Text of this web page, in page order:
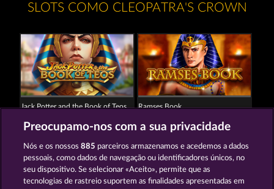
SLOTS COMO CLEOPATRA'S CROWN
Jack Potter and the Book of Teos Ramses Book
Preocupamo-nos com a sua privacidade
Nós e os nossos885 parceiros armazenamos e acedemos a dados
pessoais, como dados de navegação ou identificadores únicos, no
seu dispositivo. Se selecionar «Aceito», permite que as
tecnologias de rastreio suportem as finalidades apresentadas em